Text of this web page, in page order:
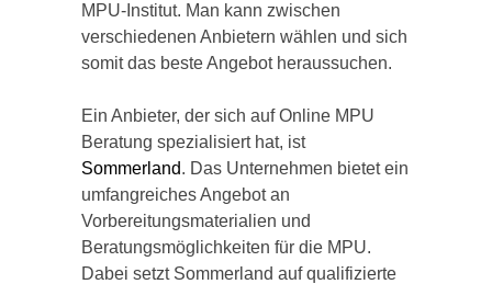
MPU-Institut. Man kann zwischen
verschiedenen Anbietern wählen und sich
somit das beste Angebot heraussuchen.
Ein Anbieter, der sich auf Online MPU
Beratung spezialisiert hat, ist
Sommerland. Das Unternehmen bietet ein
umfangreiches Angebot an
Vorbereitungsmaterialien und
Beratungsmöglichkeiten für die MPU.
Dabei setzt Sommerland auf qualifizierte